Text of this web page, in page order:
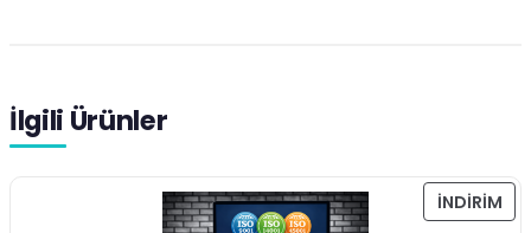
İlgili Ürünler
İNDIRIM